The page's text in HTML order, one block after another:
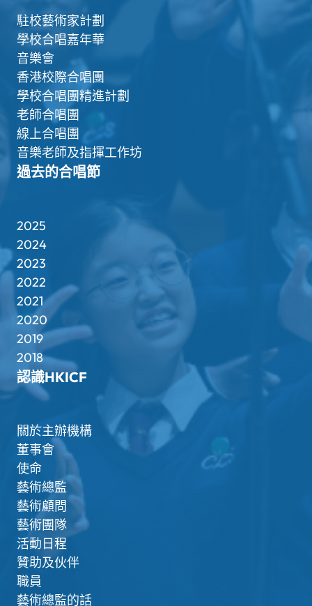
駐校藝術家計劃
學校合唱嘉年華
音樂會
香港校際合唱團
學校合唱團精進計劃
老師合唱團
線上合唱團
音樂老師及指揮工作坊
過去的合唱節
2025
2024
2023
2022
2021
2020
2019
2018
認識HKICF
關於主辦機構
董事會
使命
藝術總監
藝術顧問
藝術團隊
活動日程
贊助及伙伴
職員
藝術總監的話